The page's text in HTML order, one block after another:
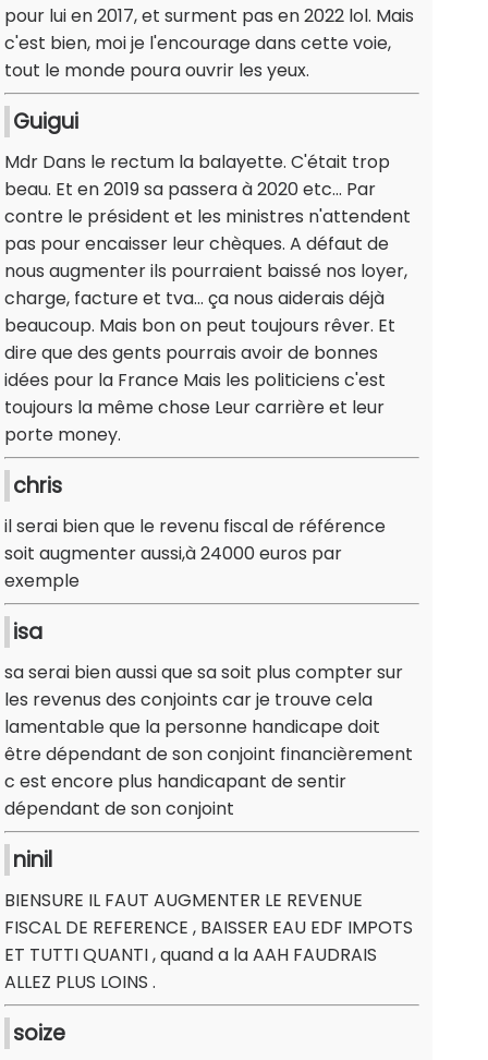
pour lui en 2017, et surment pas en 2022 lol. Mais
c'est bien, moi je l'encourage dans cette voie,
tout le monde poura ouvrir les yeux.
Guigui
Mdr Dans le rectum la balayette. C'était trop
beau. Et en 2019 sa passera à 2020 etc... Par
contre le président et les ministres n'attendent
pas pour encaisser leur chèques. A défaut de
nous augmenter ils pourraient baissé nos loyer,
charge, facture et tva... ça nous aiderais déjà
beaucoup. Mais bon on peut toujours rêver. Et
dire que des gents pourrais avoir de bonnes
idées pour la France Mais les politiciens c'est
toujours la même chose Leur carrière et leur
porte money.
chris
il serai bien que le revenu fiscal de référence
soit augmenter aussi,à 24000 euros par
exemple
isa
sa serai bien aussi que sa soit plus compter sur
les revenus des conjoints car je trouve cela
lamentable que la personne handicape doit
être dépendant de son conjoint financièrement
c est encore plus handicapant de sentir
dépendant de son conjoint
ninil
BIENSURE IL FAUT AUGMENTER LE REVENUE
FISCAL DE REFERENCE , BAISSER EAU EDF IMPOTS
ET TUTTI QUANTI , quand a la AAH FAUDRAIS
ALLEZ PLUS LOINS .
soize